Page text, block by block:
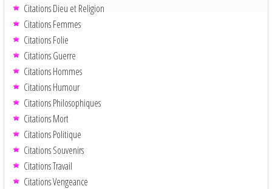
Citations Dieu et Religion
Citations Femmes
Citations Folie
Citations Guerre
Citations Hommes
Citations Humour
Citations Philosophiques
Citations Mort
Citations Politique
Citations Souvenirs
Citations Travail
Citations Vengeance